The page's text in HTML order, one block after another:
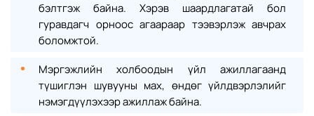
бэлтгэж байна. Хэрэв шаардлагатай бол
гуравдагч орноос агаараар тээвэрлэж авчрах
боломжтой.
Мэргэжлийн холбоодын үйл ажиллагаанд
түшиглэн шувууны мах, өндөг үйлдвэрлэлийг
нэмэгдүүлэхээр ажиллаж байна.